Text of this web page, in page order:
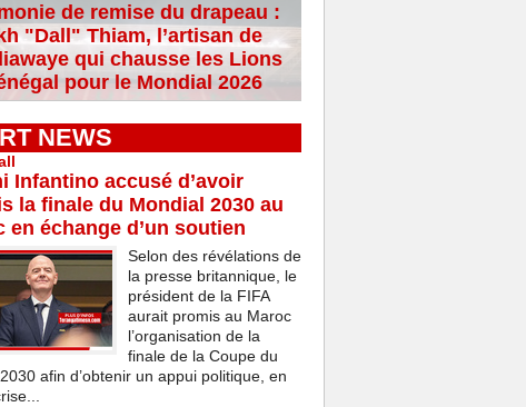
de remise du drapeau :
"Dall" Thiam, l’artisan de
qui chausse les Lions
pour le Mondial 2026
NEWS
Infantino accusé d’avoir
la finale du Mondial 2030 au
en échange d’un soutien
Selon des révélations de
la presse britannique, le
président de la FIFA
aurait promis au Maroc
l’organisation de la
finale de la Coupe du
afin d’obtenir un appui politique, en